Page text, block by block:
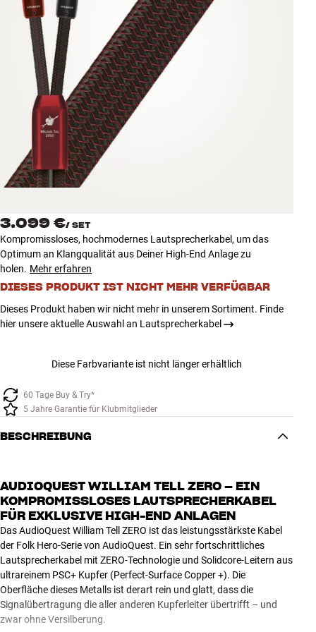
Zubehör
INSPIRATION
MARKEN
NEUHEITEN
ANGEBOTE
Store Finden
Anmelden
Kundendienst
Bauen mit Klang
3.099 €/ SET
Kompromissloses, hochmodernes Lautsprecherkabel, um das
Optimum an Klangqualität aus Deiner High-End Anlage zu
holen. Mehr erfahren
DIESES PRODUKT IST NICHT MEHR VERFÜGBAR
Dieses Produkt haben wir nicht mehr in unserem Sortiment. Finde
hier unsere aktuelle Auswahl an Lautsprecherkabel
Diese Farbvariante ist nicht länger erhältlich
60 Tage Buy & Try*
5 Jahre Garantie für Klubmitglieder
BESCHREIBUNG
AUDIOQUEST WILLIAM TELL ZERO – EIN
KOMPROMISSLOSES LAUTSPRECHERKABEL
FÜR EXKLUSIVE HIGH-END ANLAGEN
Das AudioQuest William Tell ZERO ist das leistungsstärkste Kabel
der Folk Hero-Serie von AudioQuest. Ein sehr fortschrittliches
Lautsprecherkabel mit ZERO-Technologie und Solidcore-Leitern aus
ultrareinem PSC+ Kupfer (Perfect-Surface Copper +). Die
Oberfläche dieses Metalls ist derart rein und glatt, dass die
Signalübertragung die aller anderen Kupferleiter übertrifft – und
zwar ohne Versilberung.